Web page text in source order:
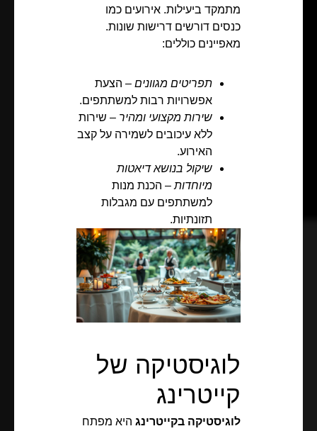
מתמקד ביעילות. אירועים כמו
כנסים דורשים דרישות שונות.
מאפיינים כוללים:
תפריטים מגוונים – הצעת
אפשרויות רבות למשתתפים.
שירות מקצועי ומהיר – שירות
ללא עיכובים לשמירה על קצב
האירוע.
שיקול בנושא דיאטות
מיוחדות – הכנת מנות
למשתתפים עם מגבלות
תזונתיות.
לוגיסטיקה של
קייטרינג
לוגיסטיקה בקייטרינג היא מפתח